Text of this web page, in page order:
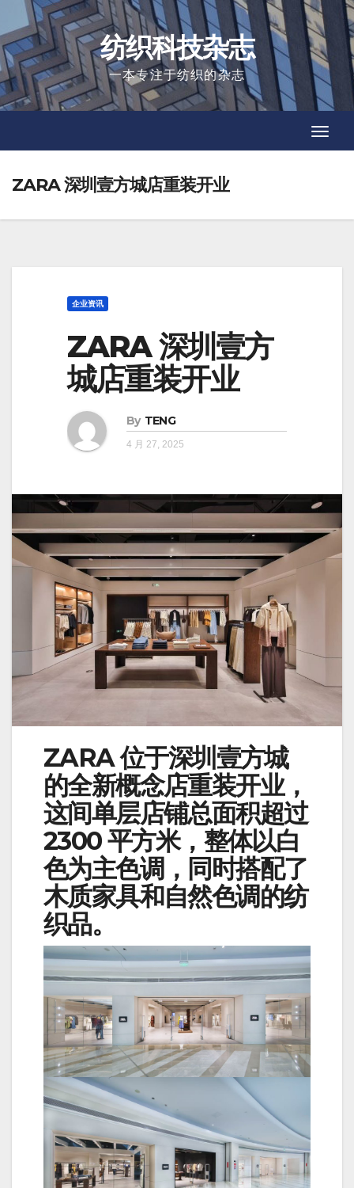
to
content
纺织科技杂志
一本专注于纺织的杂志
ZARA 深圳壹方城店重装开业
企业资讯
ZARA 深圳壹方
城店重装开业
By TENG
4 月 27, 2025
ZARA 位于深圳壹方城
的全新概念店重装开业，
这间单层店铺总面积超过
2300 平方米，整体以白
色为主色调，同时搭配了
木质家具和自然色调的纺
织品。